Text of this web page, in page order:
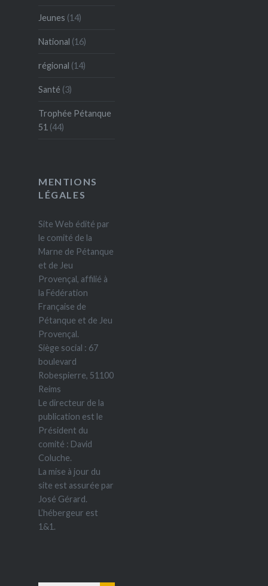
Jeunes (14)
National (16)
régional (14)
Santé (3)
Trophée Pétanque
51 (44)
MENTIONS
LÉGALES
Site Web édité par
le comité de la
Marne de Pétanque
et de Jeu
Provençal, affilié à
la Fédération
Française de
Pétanque et de Jeu
Provençal.
Siège social : 67
boulevard
Robespierre, 51100
Reims
Le directeur de la
publication est le
Président du
comité : David
Coluche.
La mise à jour du
site est assurée par
José Gérard.
L’hébergeur est
1&1.